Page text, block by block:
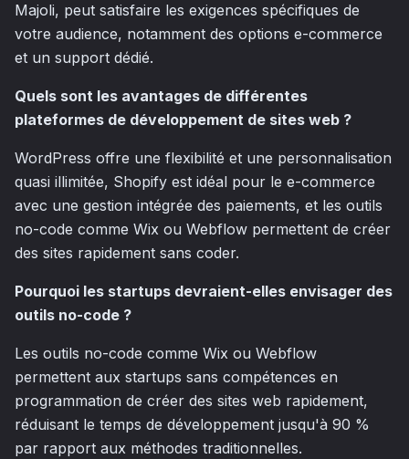
Majoli, peut satisfaire les exigences spécifiques de
votre audience, notamment des options e-commerce
et un support dédié.
Quels sont les avantages de différentes
plateformes de développement de sites web ?
WordPress offre une flexibilité et une personnalisation
quasi illimitée, Shopify est idéal pour le e-commerce
avec une gestion intégrée des paiements, et les outils
no-code comme Wix ou Webflow permettent de créer
des sites rapidement sans coder.
Pourquoi les startups devraient-elles envisager des
outils no-code ?
Les outils no-code comme Wix ou Webflow
permettent aux startups sans compétences en
programmation de créer des sites web rapidement,
réduisant le temps de développement jusqu'à 90 %
par rapport aux méthodes traditionnelles.